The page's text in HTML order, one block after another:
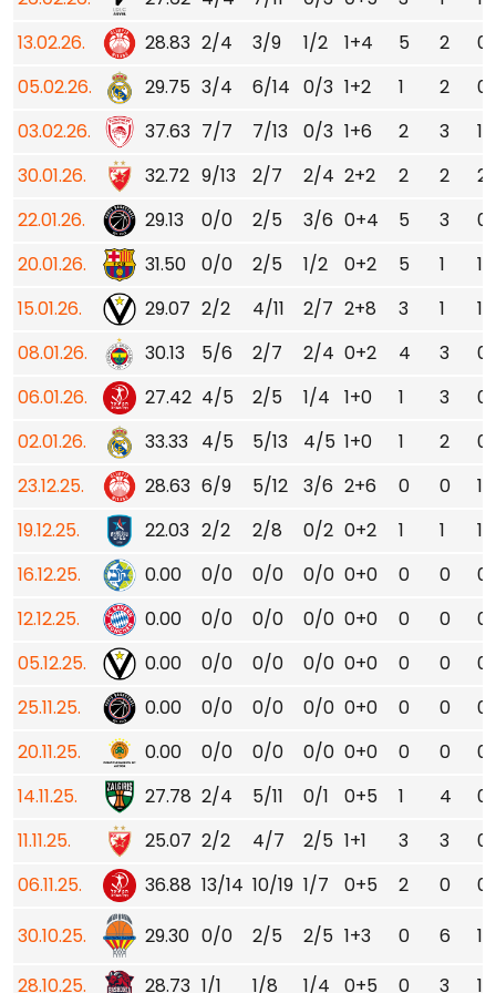
13.02.26.
28.83 2/4 3/9 1/2 1+4 5 2
0
05.02.26.
29.75 3/4 6/14 0/3 1+2 1 2
0
03.02.26.
37.63 7/7 7/13 0/3 1+6 2 3
1
30.01.26.
32.72 9/13 2/7 2/4 2+2 2 2
2
22.01.26.
29.13 0/0 2/5 3/6 0+4 5 3
0
20.01.26.
31.50 0/0 2/5 1/2 0+2 5 1
1
15.01.26.
29.07 2/2 4/11 2/7 2+8 3 1
1
08.01.26.
30.13 5/6 2/7 2/4 0+2 4 3
0
06.01.26.
27.42 4/5 2/5 1/4 1+0 1 3
0
02.01.26.
33.33 4/5 5/13 4/5 1+0 1 2
0
23.12.25.
28.63 6/9 5/12 3/6 2+6 0 0
1
19.12.25.
22.03 2/2 2/8 0/2 0+2 1 1
1
16.12.25.
0.00 0/0 0/0 0/0 0+0 0 0
0
12.12.25.
0.00 0/0 0/0 0/0 0+0 0 0
0
05.12.25.
0.00 0/0 0/0 0/0 0+0 0 0
0
25.11.25.
0.00 0/0 0/0 0/0 0+0 0 0
0
20.11.25.
0.00 0/0 0/0 0/0 0+0 0 0
0
14.11.25.
27.78 2/4 5/11 0/1 0+5 1 4
0
11.11.25.
25.07 2/2 4/7 2/5 1+1 3 3
0
06.11.25.
36.88 13/14 10/19 1/7 0+5 2 0
0
30.10.25.
29.30 0/0 2/5 2/5 1+3 0 6
1
28.10.25.
28.73 1/1 1/8 1/4 0+5 0 3 1